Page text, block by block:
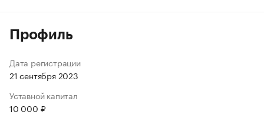
Профиль
Дата регистрации
21 сентября 2023
Уставной капитал
10 000 ₽